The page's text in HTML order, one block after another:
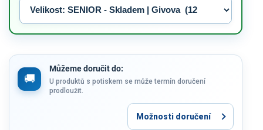
Můžeme doručit do:
U produktů s potiskem se může termín doručení
prodloužit.
Možnosti doručení